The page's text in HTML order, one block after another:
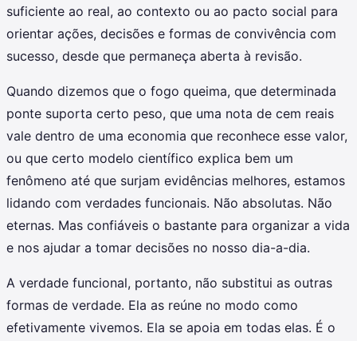
suficiente ao real, ao contexto ou ao pacto social para
orientar ações, decisões e formas de convivência com
sucesso, desde que permaneça aberta à revisão.
Quando dizemos que o fogo queima, que determinada
ponte suporta certo peso, que uma nota de cem reais
vale dentro de uma economia que reconhece esse valor,
ou que certo modelo científico explica bem um
fenômeno até que surjam evidências melhores, estamos
lidando com verdades funcionais. Não absolutas. Não
eternas. Mas confiáveis o bastante para organizar a vida
e nos ajudar a tomar decisões no nosso dia-a-dia.
A verdade funcional, portanto, não substitui as outras
formas de verdade. Ela as reúne no modo como
efetivamente vivemos. Ela se apoia em todas elas. É o